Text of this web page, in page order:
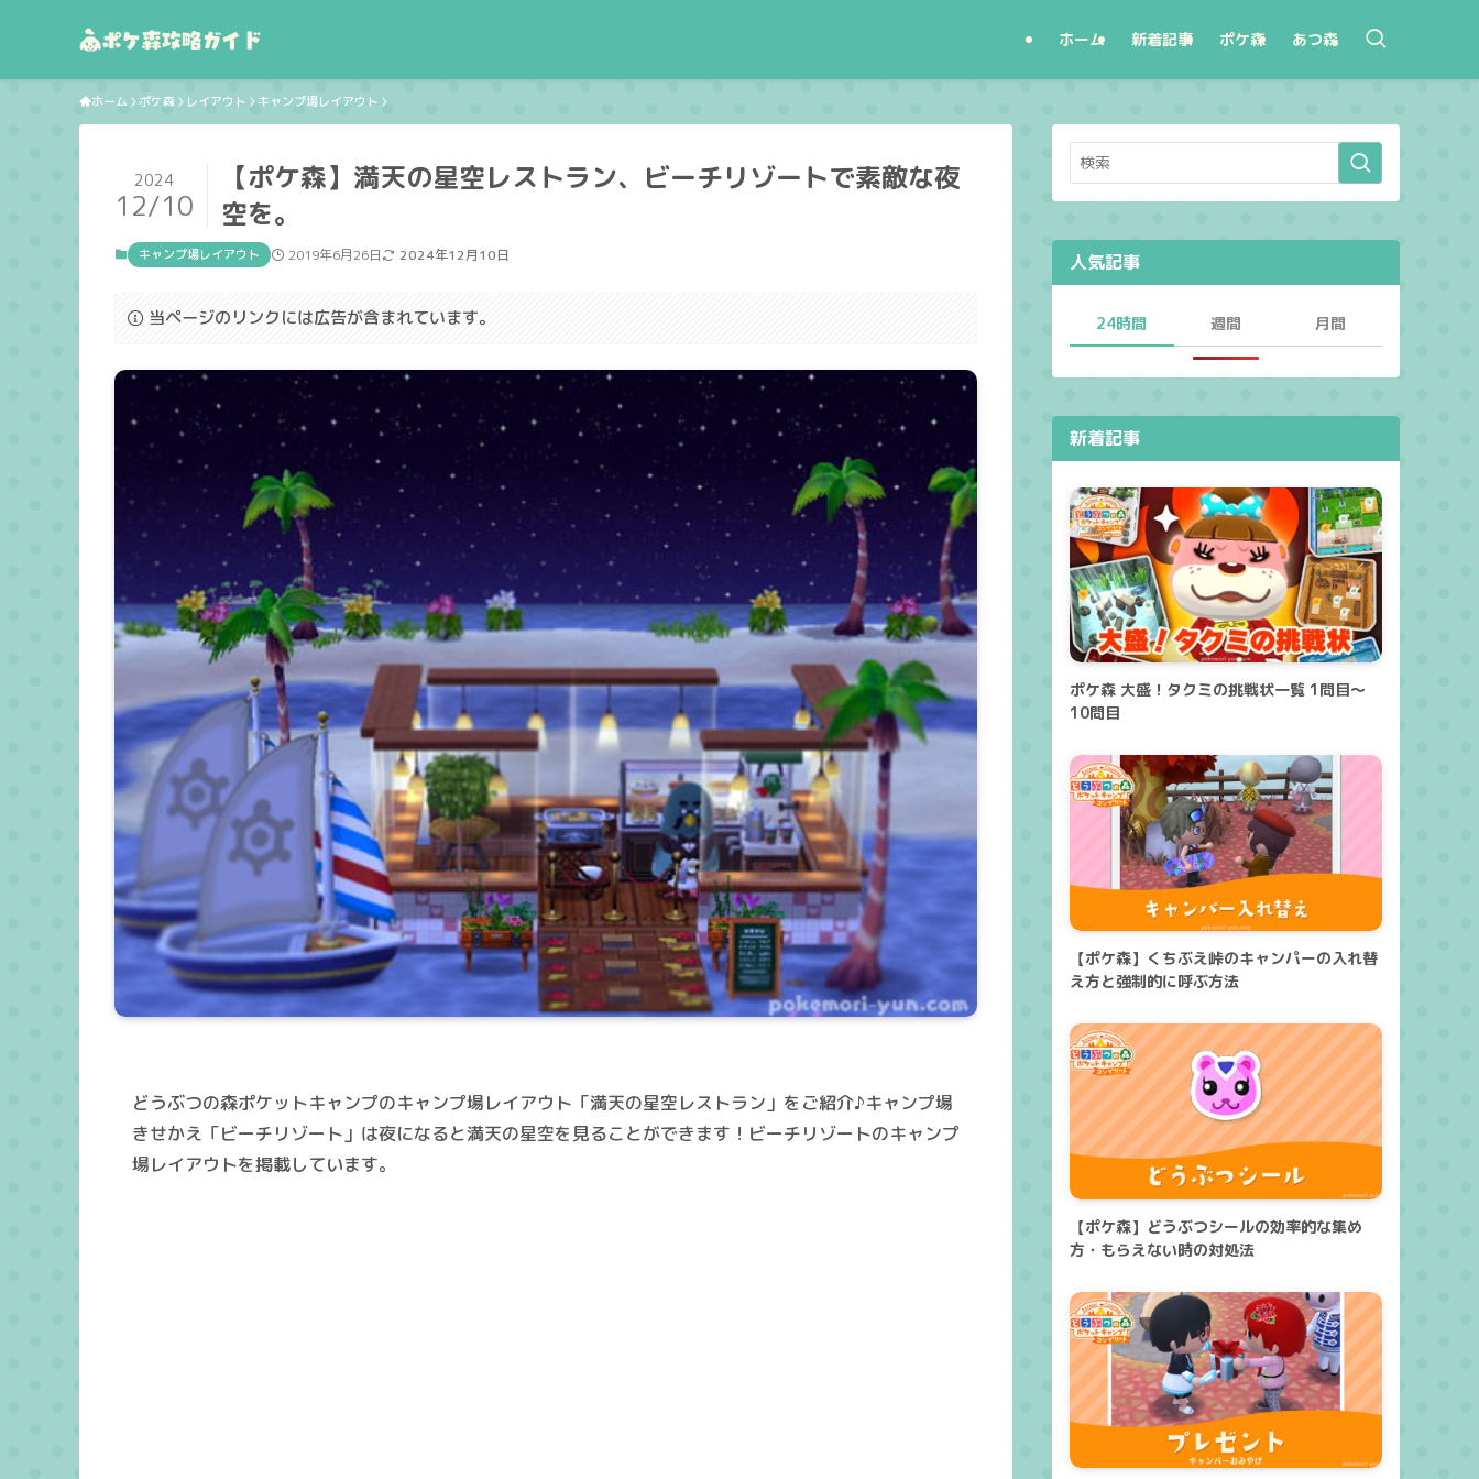
ホーム 新着記事 ポケ森 あつ森
ホーム ポケ森 レイアウト キャンプ場レイアウト
【ポケ森】満天の星空レストラン、ビーチリゾートで素敵な夜
空を。
2024
12/10
キャンプ場レイアウト 2019年6月26日 2024年12月10日
当ページのリンクには広告が含まれています。
どうぶつの森ポケットキャンプのキャンプ場レイアウト「満天の星空レストラン」をご紹介♪キャンプ場
きせかえ「ビーチリゾート」は夜になると満天の星空を見ることができます！ビーチリゾートのキャンプ
場レイアウトを掲載しています。
人気記事
24時間 週間 月間
新着記事
ポケ森 大盛！タクミの挑戦状一覧 1問目～
10問目
【ポケ森】くちぶえ峠のキャンパーの入れ替
え方と強制的に呼ぶ方法
【ポケ森】どうぶつシールの効率的な集め
方・もらえない時の対処法